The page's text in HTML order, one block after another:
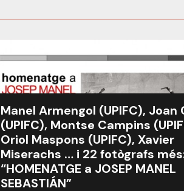
Manel Armengol (UPIFC), Joan
(UPIFC), Montse Campins
Oriol Maspons (UPIFC), Xavier
Miserachs … i 22 fotògrafs
“HOMENATGE a JOSEP MANEL
SEBASTIÁN”